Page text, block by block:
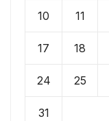
10 11
17 18
24 25
31